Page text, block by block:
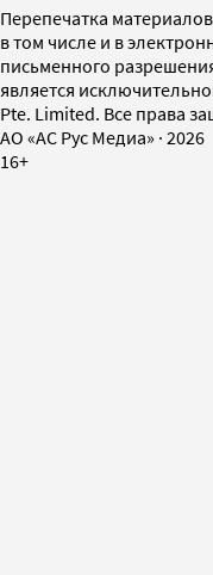
Перепечатка
в том числе и в
письменного
является
Pte. Limited. Все права
AO «АС Рус Медиа» · 2026
16+